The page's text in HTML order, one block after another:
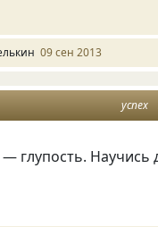
09 сен 2013
успех
глупость. Научись